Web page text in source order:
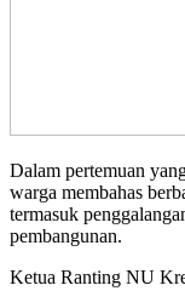
Dalam pertemuan
warga membahas
termasuk
pembangunan.
Ketua Ranting NU